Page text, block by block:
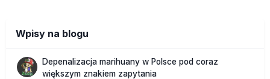
Wpisy na blogu
Depenalizacja marihuany w Polsce pod coraz
większym znakiem zapytania